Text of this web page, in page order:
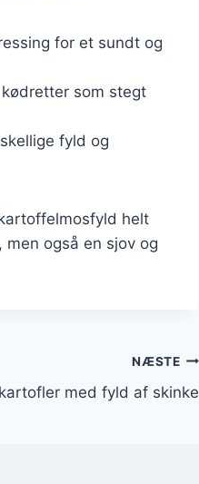
for et sundt og
som stegt
fyld og
helt
også en sjov og
NÆSTE
med fyld af skinke